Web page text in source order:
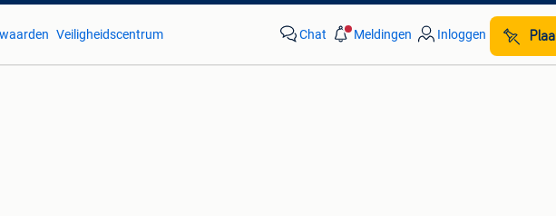
Veiligheidscentrum Chat Meldingen Inloggen